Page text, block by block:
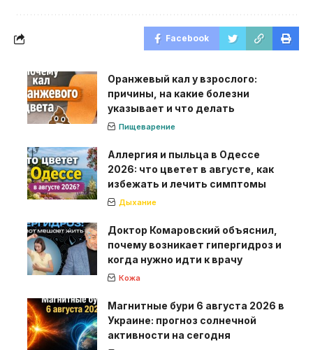
Facebook
Оранжевый кал у взрослого:
причины, на какие болезни
указывает и что делать
Пищеварение
Аллергия и пыльца в Одессе
2026: что цветет в августе, как
избежать и лечить симптомы
Дыхание
Доктор Комаровский объяснил,
почему возникает гипергидроз и
когда нужно идти к врачу
Кожа
Магнитные бури 6 августа 2026 в
Украине: прогноз солнечной
активности на сегодня